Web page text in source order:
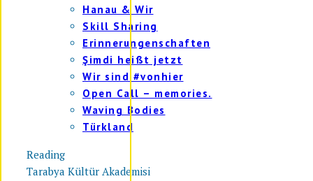
Hanau & Wir
Skill Sharing
Erinnerungenschaften
Şimdi heißt jetzt
Wir sind #vonhier
Open Call – memories.
Waving Bodies
Türkland
Reading
Tarabya Kültür Akademisi